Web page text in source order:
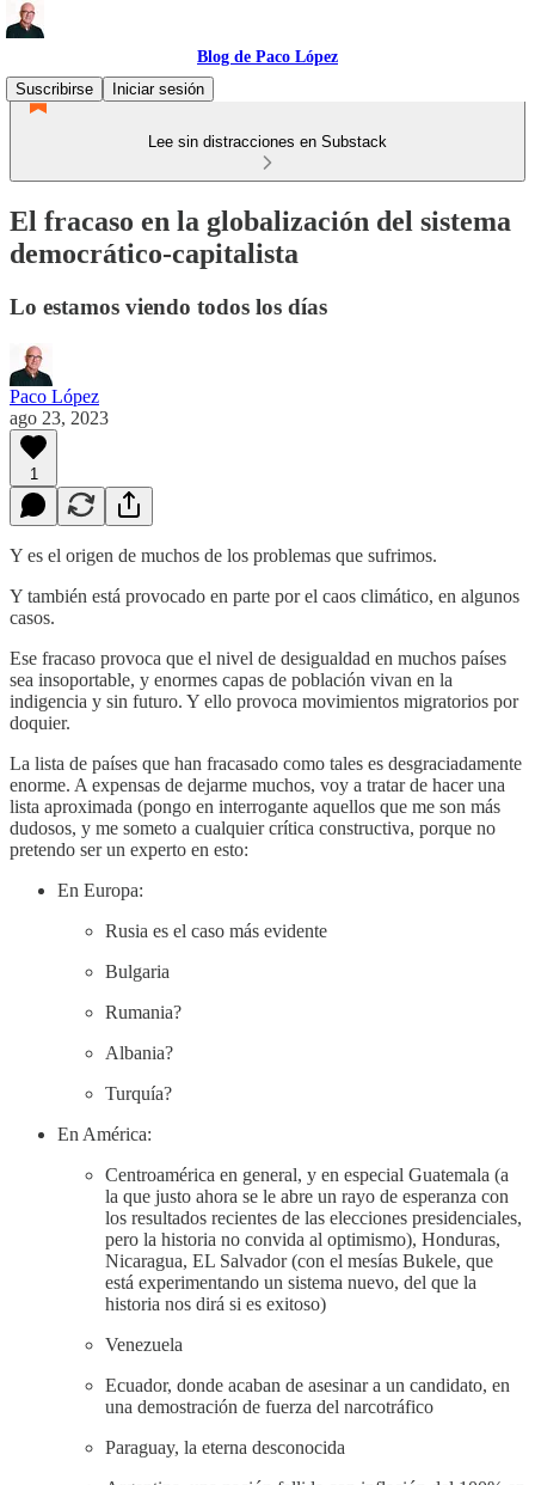
Blog de Paco López
Suscribirse
Iniciar sesión
Lee sin distracciones en Substack
El fracaso en la globalización del sistema
democrático-capitalista
Lo estamos viendo todos los días
Paco López
ago 23, 2023
1
Y es el origen de muchos de los problemas que sufrimos.
Y también está provocado en parte por el caos climático, en algunos
casos.
Ese fracaso provoca que el nivel de desigualdad en muchos países
sea insoportable, y enormes capas de población vivan en la
indigencia y sin futuro. Y ello provoca movimientos migratorios por
doquier.
La lista de países que han fracasado como tales es desgraciadamente
enorme. A expensas de dejarme muchos, voy a tratar de hacer una
lista aproximada (pongo en interrogante aquellos que me son más
dudosos, y me someto a cualquier crítica constructiva, porque no
pretendo ser un experto en esto:
En Europa:
Rusia es el caso más evidente
Bulgaria
Rumania?
Albania?
Turquía?
En América:
Centroamérica en general, y en especial Guatemala (a
la que justo ahora se le abre un rayo de esperanza con
los resultados recientes de las elecciones presidenciales,
pero la historia no convida al optimismo), Honduras,
Nicaragua, EL Salvador (con el mesías Bukele, que
está experimentando un sistema nuevo, del que la
historia nos dirá si es exitoso)
Venezuela
Ecuador, donde acaban de asesinar a un candidato, en
una demostración de fuerza del narcotráfico
Paraguay, la eterna desconocida